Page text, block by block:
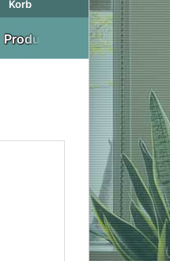
Korb
Produktberater